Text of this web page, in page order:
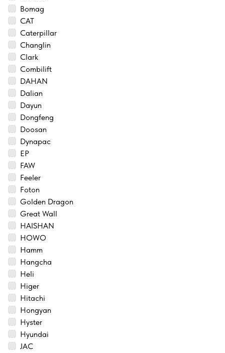
Bomag
CAT
Caterpillar
Changlin
Clark
Combilift
DAHAN
Dalian
Dayun
Dongfeng
Doosan
Dynapac
EP
FAW
Feeler
Foton
Golden Dragon
Great Wall
HAISHAN
HOWO
Hamm
Hangcha
Heli
Higer
Hitachi
Hongyan
Hyster
Hyundai
JAC